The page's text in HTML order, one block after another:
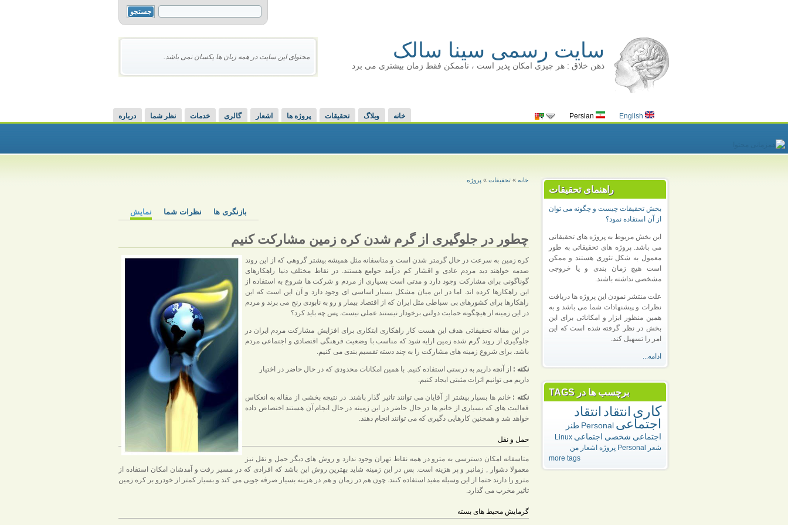
سایت رسمی سینا سالک
ذهن خلاق : هر چیزی امکان پذیر است ، ناممکن فقط زمان بیشتری می برد
محتوای این سایت در همه زبان ها یکسان نمی باشد.
درباره نظر شما خدمات گالری اشعار پروژه ها تحقیقات وبلاگ خانه
راهنمای تحقیقات
بخش تحقیقات چیست و چگونه می توان
از آن استفاده نمود؟
این بخش مربوط به پروژه های تحقیقاتی
می باشد. پروژه های تحقیقاتی به طور
معمول به شکل تئوری هستند و ممکن
است هیچ زمان بندی و یا خروجی
مشخصی نداشته باشند.
علت منتشر نمودن این پروژه ها دریافت
نظرات و پیشنهادات شما می باشد و به
همین منظور ابزار و امکاناتی برای این
بخش در نظر گرفته شده است که این
امر را تسهیل کند.
ادامه...
برچسب ها در TAGS
کاری انتقاد انتقاد
اجتماعی Personal طنز
اجتماعی شخصی اجتماعی Linux
شعر
Personal پروژه اشعار من
more tags
خانه » تحقیقات » پروژه
نمایش نظرات شما بازنگری ها
چطور در جلوگیری از گرم شدن کره زمین مشارکت کنیم
کره زمین به سرعت در حال گرمتر شدن است و متاسفانه مثل همیشه بیشتر گروهی که از این روند
صدمه خواهند دید مردم عادی و اقشار کم درآمد جوامع هستند. در نقاط مختلف دنیا راهکارهای
گوناگونی برای مشارکت وجود دارد و مدتی است بسیاری از مردم و شرکت ها شروع به استفاده از
این راهکارها کرده اند. اما در این میان مشکل بسیار اساسی ای وجود دارد و آن این است که این
راهکارها برای کشورهای بی سباطی مثل ایران که از اقتصاد بیمار و رو به نابودی رنج می برند و مردم
در این زمینه از هیچگونه حمایت دولتی برخودار نیستند عملی نیست. پس چه باید کرد؟
در این مقاله تحقیقاتی هدف این هست کار راهکاری ابتکاری برای افزایش مشارکت مردم ایران در
جلوگیری از روند گرم شده زمین ارایه شود که مناسب با وضعیت فرهنگی اقتصادی و اجتماعی مردم
باشد. برای شروع زمینه های مشارکت را به چند دسته تقسیم بندی می کنیم.
نکته : از آنچه داریم به درستی استفاده کنیم. با همین امکانات محدودی که در حال حاضر در اختیار
داریم می توانیم اثرات مثبتی ایجاد کنیم.
نکته : خانم ها بسیار بیشتر از آقایان می توانند تاثیر گذار باشند. در نتیجه بخشی از مقاله به انعکاس
فعالیت های که بسیاری از خانم ها در حال حاضر در این زمینه در حال انجام آن هستند اختصاص داده
خواهد شد و همچنین کارهایی دگیری که می توانند انجام دهند.
حمل و نقل
متاسفانه امکان دسترسی به مترو در همه نقاط تهران وجود ندارد و روش های دیگر حمل و نقل نیز
معمولا دشوار , زمانبر و پر هزینه است. پس در این زمینه شاید بهترین روش این باشد که افرادی که در مسیر رفت و آمدشان امکان استفاده از
مترو را دارند حتما از این وسیله مفید استفاده کنند. چون هم در زمان و هم در هزینه بسیار صرفه جویی می کند و بسیار کمتر از خودرو بر کره زمین
تاثیر مخرب می گذارد.
گرمایش محیط های بسته